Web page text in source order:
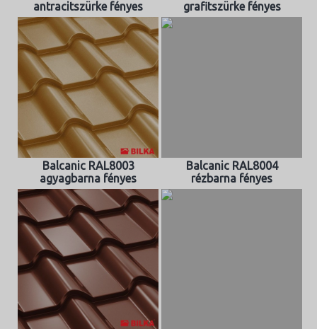
antracitszürke fényes grafitszürke fényes
Balcanic RAL8003
agyagbarna fényes
Balcanic RAL8004
rézbarna fényes